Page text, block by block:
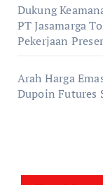
Dukung
PT Jasamarga
Pekerjaan
Arah Harga
Dupoin Futures